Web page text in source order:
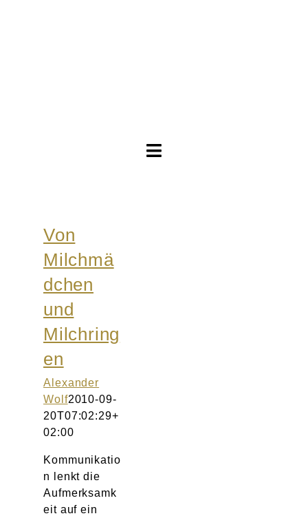
Toggle
Von
Milchmä
dchen
und
Milchring
en
Alexander
Wolf2010-09-
20T07:02:29+
02:00
Kommunikatio
n lenkt die
Aufmerksamk
eit auf ein